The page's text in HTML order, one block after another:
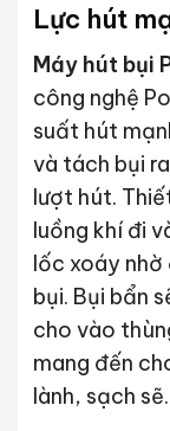
Lực hút
Máy hút bụi
công nghệ
suất hút
và tách bụi
lượt hút.
luồng khí đi
lốc xoáy nhờ
bụi. Bụi bẩn
cho vào
mang đến
lành, sạch sẽ.